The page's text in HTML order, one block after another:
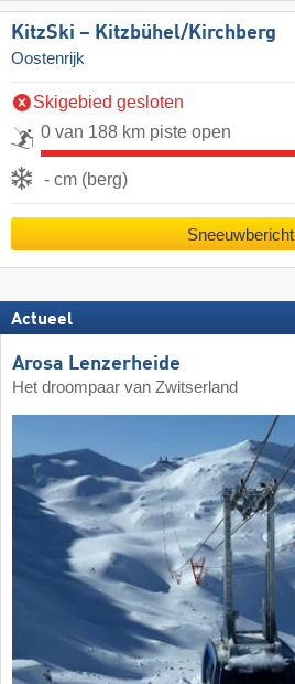
KitzSki – Kitzbühel/​Kirchberg
Oostenrijk
Skigebied gesloten
0 van 188 km piste open
- cm (berg)
Sneeuwbericht
Actueel
Arosa Lenzerheide
Het droompaar van Zwitserland